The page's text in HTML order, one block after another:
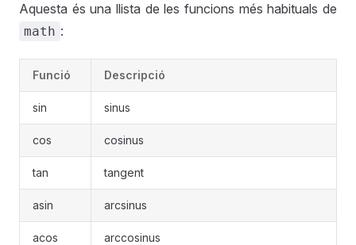
Aquesta és una llista de les funcions més habituals de
math :
Funció Descripció
sin sinus
cos cosinus
tan tangent
asin arcsinus
acos arccosinus